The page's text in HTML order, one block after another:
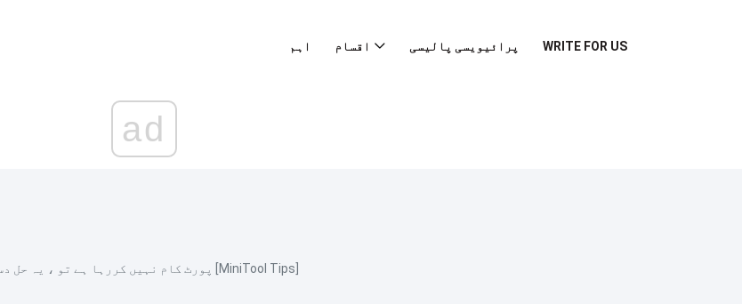
اہم اقسام پرائیویسی پالیسی WRITE FOR US
ad
اگر آپ کا USB پورٹ کام نہیں کررہا ہے تو ، یہ حل دستیاب ہیں [MiniTool Tips]